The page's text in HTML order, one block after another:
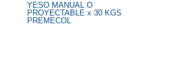
YESO MANUAL O
PROYECTABLE x 30 KGS
PREMECOL